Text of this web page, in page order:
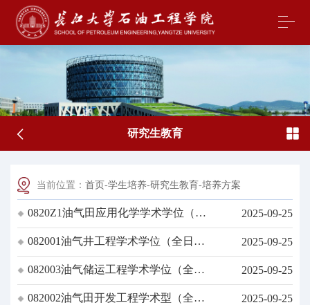
研究生教育
当前位置： 首页-学生培养-研究生教育-培养方案
0820Z1油气田应用化学学术学位（全
日制）硕士研究生培养方案
2025-09-25
082001油气井工程学术学位（全日
制）硕士研究生培养方案
2025-09-25
082003油气储运工程学术学位（全日
制）硕士研究生培养方案
2025-09-25
082002油气田开发工程学术型（全日
2025-09-25